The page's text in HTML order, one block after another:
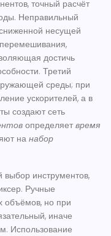
, точный расчёт
. Неправильный
несущей
,
достичь
. Третий
среды; при
ускорителей, а в
создают сеть
определяет время
нанабор
выбор инструментов,
. Ручные
объёмов, но при
иначе
Использование